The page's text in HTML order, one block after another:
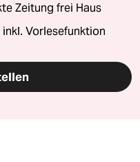
Zeitung frei Haus
Vorlesefunktion